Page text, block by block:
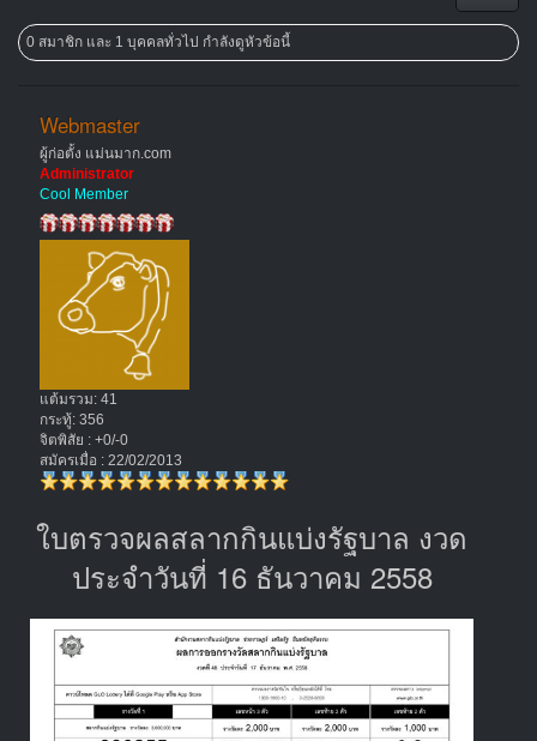
0 สมาชิก และ 1 บุคคลทั่วไป กำลังดูหัวข้อนี้
Webmaster
ผู้ก่อตั้ง แม่นมาก.com
Administrator
Cool Member
แต้มรวม: 41
กระทู้: 356
จิตพิสัย : +0/-0
สมัครเมื่อ : 22/02/2013
ใบตรวจผลสลากกินแบ่งรัฐบาล งวด
ประจำวันที่ 16 ธันวาคม 2558